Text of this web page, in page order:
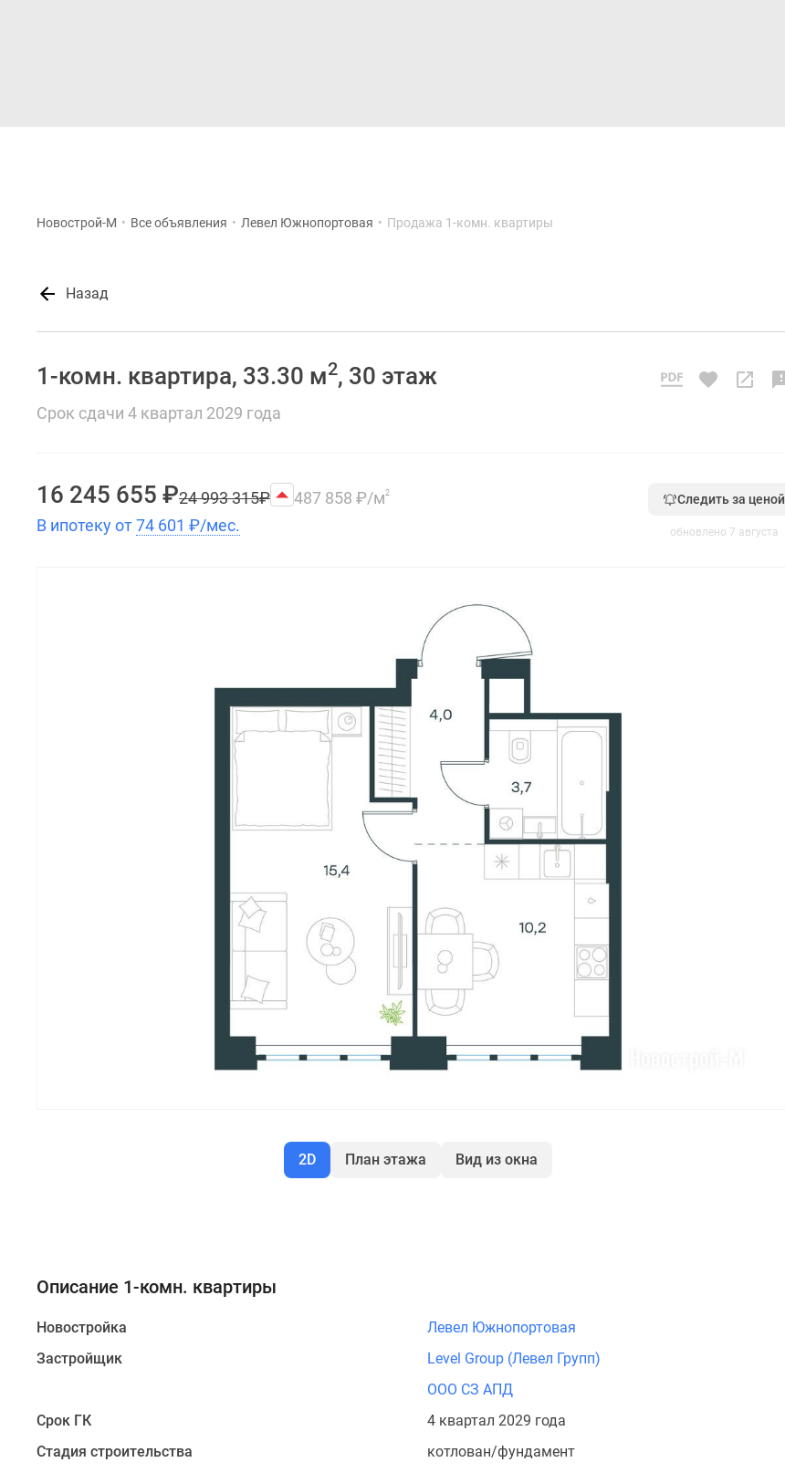
Новострой-М • Все объявления • Левел Южнопортовая • Продажа 1-комн. квартиры
Назад
1-комн. квартира, 33.30 м2, 30 этаж
Срок сдачи 4 квартал 2029 года
16 245 655 ₽24 993 315₽ 487 858 ₽/м2
В ипотеку от74 601 ₽/мес.
Следить за ценой
обновлено 7 августа
2D План этажа Вид из окна
Описание 1-комн. квартиры
Новостройка
Левел Южнопортовая
Застройщик
Level Group (Левел Групп)
ООО СЗ АПД
Срок ГК
4 квартал 2029 года
Стадия строительства
котлован/фундамент